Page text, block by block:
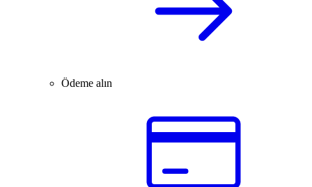
Ödeme alın